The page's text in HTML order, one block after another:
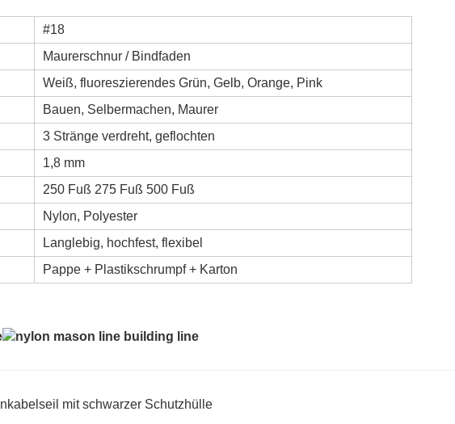
#18
Maurerschnur / Bindfaden
Weiß, fluoreszierendes Grün, Gelb, Orange, Pink
Bauen, Selbermachen, Maurer
3 Stränge verdreht, geflochten
1,8 mm
250 Fuß 275 Fuß 500 Fuß
Nylon, Polyester
Langlebig, hochfest, flexibel
Pappe + Plastikschrumpf + Karton
mit schwarzer Schutzhülle